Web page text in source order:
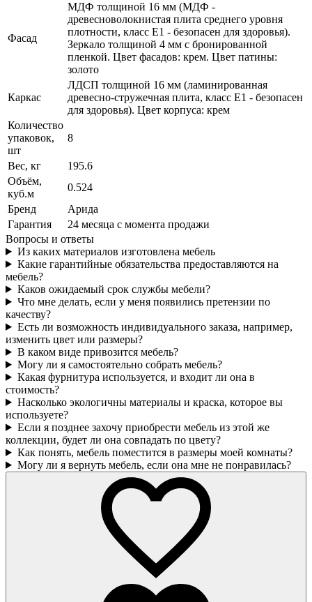
Фасад
МДФ толщиной 16 мм (МДФ -
древесноволокнистая плита среднего уровня
плотности, класс E1 - безопасен для здоровья).
Зеркало толщиной 4 мм с бронированной
пленкой. Цвет фасадов: крем. Цвет патины:
золото
Каркас
ЛДСП толщиной 16 мм (ламинированная
древесно-стружечная плита, класс E1 - безопасен
для здоровья). Цвет корпуса: крем
Количество
упаковок,
шт
8
Вес, кг
195.6
Объём,
куб.м
0.524
Бренд
Арида
Гарантия
24 месяца с момента продажи
Вопросы и ответы
Из каких материалов изготовлена мебель
Какие гарантийные обязательства предоставляются на
мебель?
Каков ожидаемый срок службы мебели?
Что мне делать, если у меня появились претензии по
качеству?
Есть ли возможность индивидуального заказа, например,
изменить цвет или размеры?
В каком виде привозится мебель?
Могу ли я самостоятельно собрать мебель?
Какая фурнитура используется, и входит ли она в
стоимость?
Насколько экологичны материалы и краска, которое вы
используете?
Если я позднее захочу приобрести мебель из этой же
коллекции, будет ли она совпадать по цвету?
Как понять, мебель поместится в размеры моей комнаты?
Могу ли я вернуть мебель, если она мне не понравилась?